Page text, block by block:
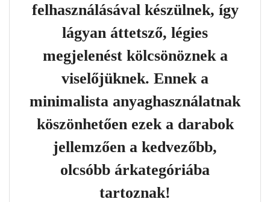
felhasználásával készülnek, így
lágyan áttetsző, légies
megjelenést kölcsönöznek a
viselőjüknek. Ennek a
minimalista anyaghasználatnak
köszönhetően ezek a darabok
jellemzően a kedvezőbb,
olcsóbb árkategóriába
tartoznak!